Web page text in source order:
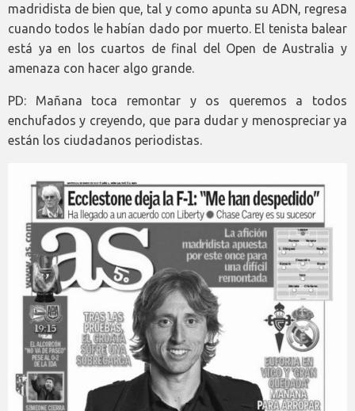
madridista de bien que, tal y como apunta su ADN, regresa
cuando todos le habían dado por muerto. El tenista balear
está ya en los cuartos de final del Open de Australia y
amenaza con hacer algo grande.
PD: Mañana toca remontar y os queremos a todos
enchufados y creyendo, que para dudar y menospreciar ya
están los ciudadanos periodistas.